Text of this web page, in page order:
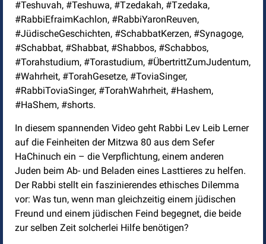
#Teshuvah, #Teshuwa, #Tzedakah, #Tzedaka,
#RabbiEfraimKachlon, #RabbiYaronReuven,
#JüdischeGeschichten, #SchabbatKerzen, #Synagoge,
#Schabbat, #Shabbat, #Shabbos, #Schabbos,
#Torahstudium, #Torastudium, #ÜbertrittZumJudentum,
#Wahrheit, #TorahGesetze, #ToviaSinger,
#RabbiToviaSinger, #TorahWahrheit, #Hashem,
#HaShem, #shorts.
In diesem spannenden Video geht Rabbi Lev Leib Lerner
auf die Feinheiten der Mitzwa 80 aus dem Sefer
HaChinuch ein – die Verpflichtung, einem anderen
Juden beim Ab- und Beladen eines Lasttieres zu helfen.
Der Rabbi stellt ein faszinierendes ethisches Dilemma
vor: Was tun, wenn man gleichzeitig einem jüdischen
Freund und einem jüdischen Feind begegnet, die beide
zur selben Zeit solcherlei Hilfe benötigen?